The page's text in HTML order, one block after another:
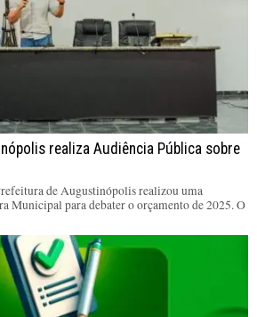
realiza Audiência Pública sobre
de Augustinópolis realizou uma
Municipal para debater o orçamento de 2025. O